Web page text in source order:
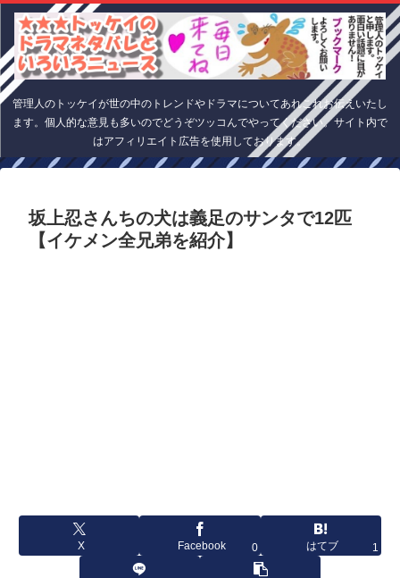
管理人のトッケイが世の中のトレンドやドラマについてあれこれお伝えいたし
ます。個人的な意見も多いのでどうぞツッコんでやってください。サイト内で
はアフィリエイト広告を使用しております。
坂上忍さんちの犬は義足のサンタで12匹
【イケメン全兄弟を紹介】
X Facebook 0 はてブ 1